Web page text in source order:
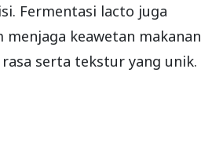
Fermentasi lacto juga
menjaga keawetan makanan
serta tekstur yang unik.